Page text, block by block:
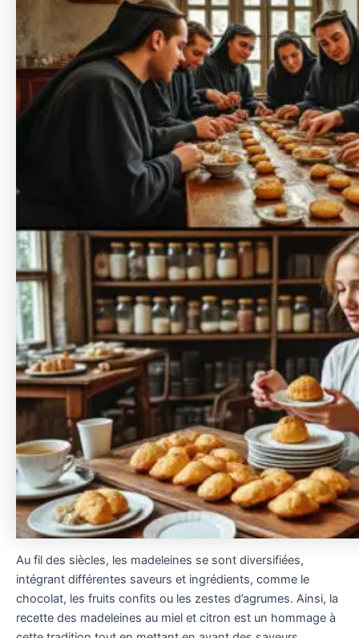
Au fil des siècles, les madeleines se sont diversifiées,
intégrant différentes saveurs et ingrédients, comme le
chocolat, les fruits confits ou les zestes d’agrumes. Ainsi, la
recette des madeleines au miel et citron est un hommage à